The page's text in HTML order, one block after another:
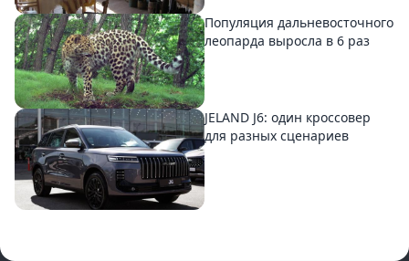
Популяция дальневосточного
леопарда выросла в 6 раз
JELAND J6: один кроссовер
для разных сценариев